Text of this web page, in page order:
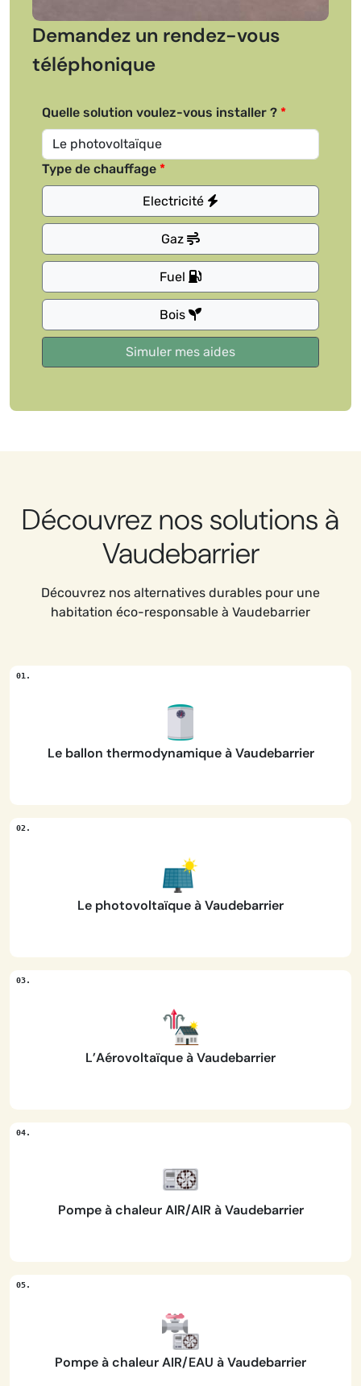
Demandez un rendez-vous
téléphonique
Quelle solution voulez-vous installer ?
Type de chauffage
Electricité
Gaz
Fuel
Bois
Découvrez nos solutions à
Vaudebarrier
Découvrez nos alternatives durables pour une
habitation éco-responsable à Vaudebarrier
Le ballon thermodynamique à Vaudebarrier
Le photovoltaïque à Vaudebarrier
L’Aérovoltaïque à Vaudebarrier
Pompe à chaleur AIR/AIR à Vaudebarrier
Pompe à chaleur AIR/EAU à Vaudebarrier